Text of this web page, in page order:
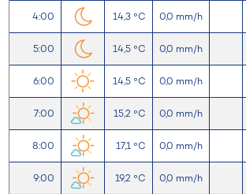
4:00 14,3 °C 0,0 mm/h
5:00 14,5 °C 0,0 mm/h
6:00 14,5 °C 0,0 mm/h
7:00 15,2 °C 0,0 mm/h
8:00 17,1 °C 0,0 mm/h
9:00 19,2 °C 0,0 mm/h